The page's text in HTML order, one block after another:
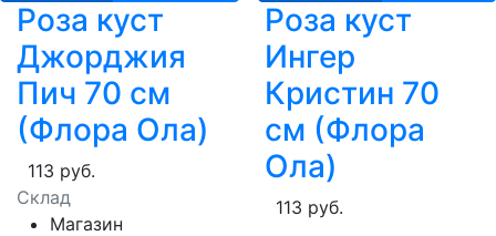
Роза куст
Джорджия
Пич 70 см
(Флора Ола)
113 руб.
Склад
Магазин
Роза куст
Ингер
Кристин 70
см (Флора
Ола)
113 руб.